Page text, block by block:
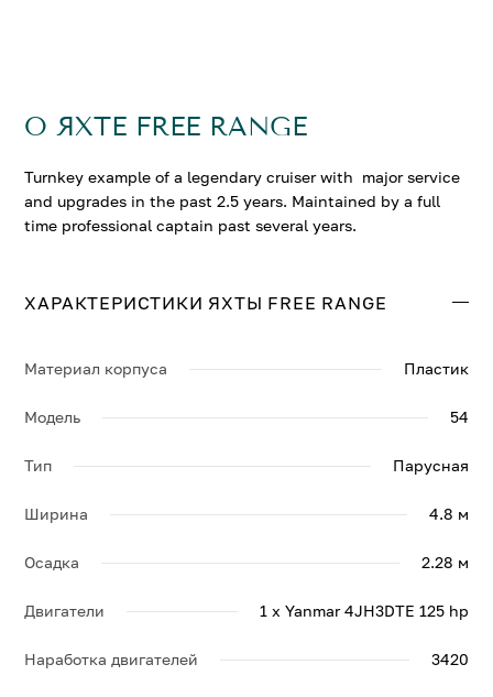
О ЯХТЕ FREE RANGE
Turnkey example of a legendary cruiser with major service
and upgrades in the past 2.5 years. Maintained by a full
time professional captain past several years.
ХАРАКТЕРИСТИКИ ЯХТЫ FREE RANGE
Материал корпуса Пластик
Модель 54
Тип Парусная
Ширина 4.8 м
Осадка 2.28 м
Двигатели 1 x Yanmar 4JH3DTE 125 hp
Наработка двигателей 3420